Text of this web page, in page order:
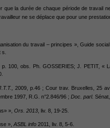
que la durée de chaque période de travail
ne se déplace que pour une
du travail – principes », Guide
s.
p. 100, obs. Ph. GOSSERIES; J. PETIT, «
2009, p.46 ; Cour trav. Bruxelles, 25
1997, R.G. n°2.846/96 ; Doc. parl.
», Ors. 2013 , liv. 8, 19-25.
», ASBL info 2011, liv. 8, 5-6.